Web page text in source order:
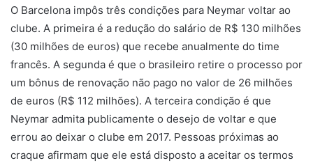
m
l
O Barcelona impôs três condições para Neymar voltar ao
clube. A primeira é a redução do salário de R$ 130 milhões
(30 milhões de euros) que recebe anualmente do time
francês. A segunda é que o brasileiro retire o processo por
um bônus de renovação não pago no valor de 26 milhões
de euros (R$ 112 milhões). A terceira condição é que
Neymar admita publicamente o desejo de voltar e que
errou ao deixar o clube em 2017. Pessoas próximas ao
craque afirmam que ele está disposto a aceitar os termos